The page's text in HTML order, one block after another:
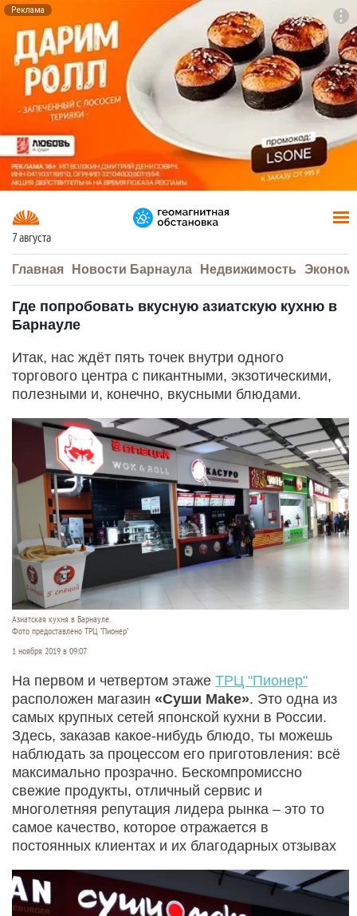
Реклама
7 августа
Главная Новости Барнаула Недвижимость
Где попробовать вкусную азиатскую кухню в
Барнауле
Итак, нас ждёт пять точек внутри одного
торгового центра с пикантными, экзотическими,
полезными и, конечно, вкусными блюдами.
Азиатская кухня в Барнауле.
Фото предоставлено ТРЦ "Пионер"
1 ноября 2019 в 09:07
На первом и четвертом этаже ТРЦ "Пионер"
расположен магазин «Суши Make». Это одна из
самых крупных сетей японской кухни в России.
Здесь, заказав какое-нибудь блюдо, ты можешь
наблюдать за процессом его приготовления: всё
максимально прозрачно. Бескомпромиссно
свежие продукты, отличный сервис и
многолетняя репутация лидера рынка – это то
самое качество, которое отражается в
постоянных клиентах и их благодарных отзывах